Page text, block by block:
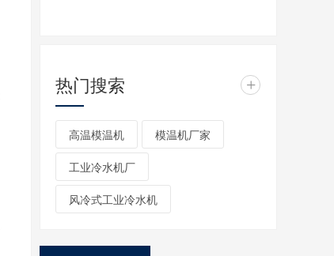
热门搜索 +
高温模温机 模温机厂家
工业冷水机厂
风冷式工业冷水机